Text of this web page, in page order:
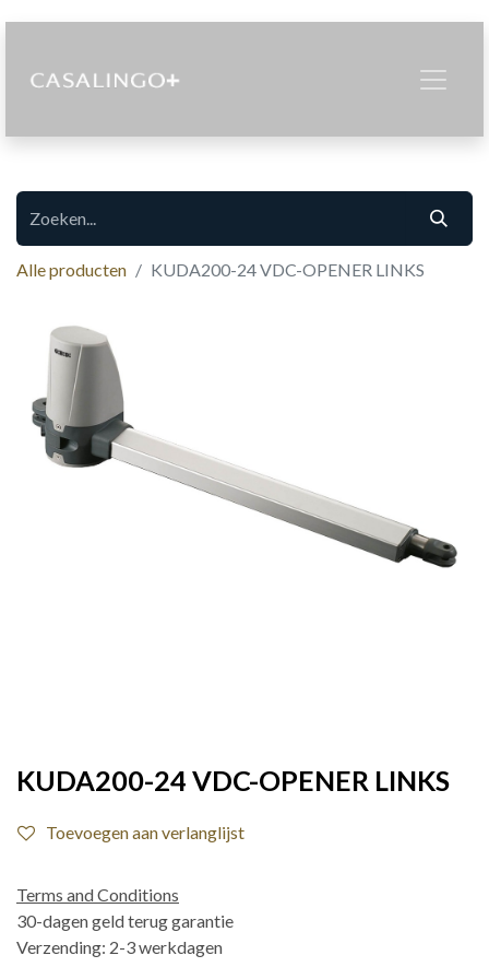
Alle producten KUDA200-24 VDC-OPENER LINKS
KUDA200-24 VDC-OPENER LINKS
Toevoegen aan verlanglijst
Terms and Conditions
30-dagen geld terug garantie
Verzending: 2-3 werkdagen